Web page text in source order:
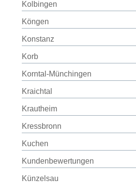
Kolbingen
Köngen
Konstanz
Korb
Korntal-Münchingen
Kraichtal
Krautheim
Kressbronn
Kuchen
Kundenbewertungen
Künzelsau